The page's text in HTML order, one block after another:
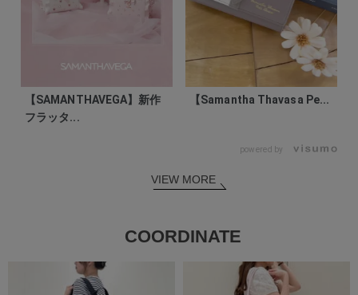
【SAMANTHAVEGA】新作
フラッタ...
【Samantha Thavasa Pe...
powered by
VIEW MORE
COORDINATE